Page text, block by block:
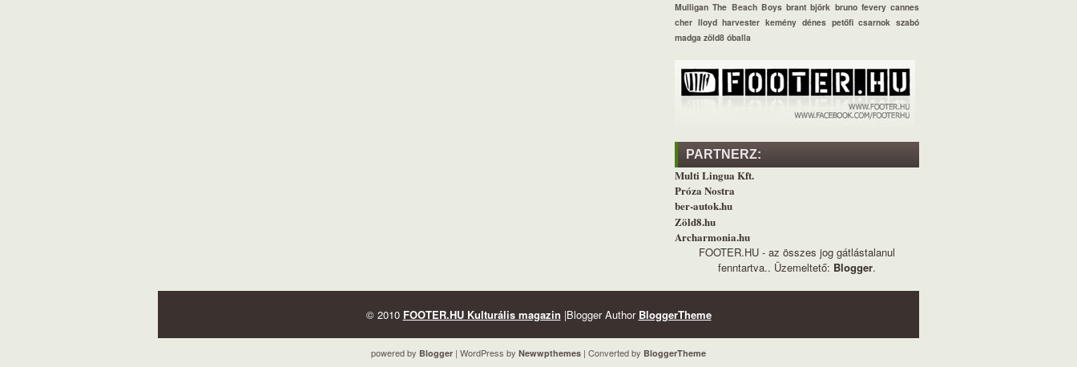
Mulligan The Beach Boys brant björk bruno fevery cannes
cher lloyd harvester kemény dénes petőfi csarnok szabó
madga zöld8 óballa
PARTNERZ:
Multi Lingua Kft.
Próza Nostra
ber-autok.hu
Zöld8.hu
Archarmonia.hu
FOOTER.HU - az összes jog gátlástalanul
fenntartva.. Üzemeltető: Blogger.
© 2010 FOOTER.HU Kulturális magazin |Blogger Author BloggerTheme
powered by Blogger | WordPress by Newwpthemes | Converted by BloggerTheme